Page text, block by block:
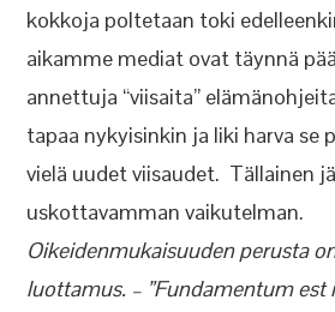
kokkoja poltetaan toki
aikamme mediat ovat täynnä
annettuja “viisaita”
tapaa nykyisinkin ja liki harva se
vielä uudet viisaudet. Tällainen
uskottavamman vaikutelman.
Oikeidenmukaisuuden perusta
luottamus. – ”Fundamentum est